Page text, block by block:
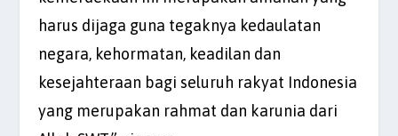
harus dijaga guna tegaknya kedaulatan
negara, kehormatan, keadilan dan
kesejahteraan bagi seluruh rakyat Indonesia
yang merupakan rahmat dan karunia dari